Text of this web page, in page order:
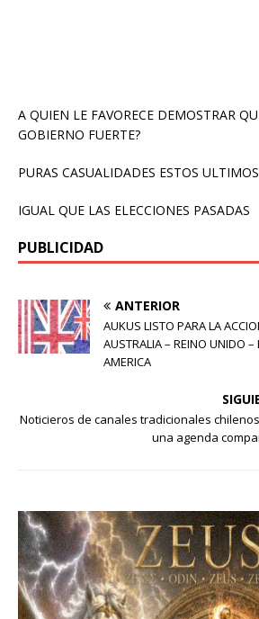
A QUIEN LE FAVORECE DEMOSTRAR
GOBIERNO FUERTE?
PURAS CASUALIDADES ESTOS
IGUAL QUE LAS ELECCIONES PASADAS
PUBLICIDAD
ANTERIOR
AUKUS LISTO PARA LA
AUSTRALIA – REINO UNIDO
AMERICA
Noticieros de canales tradicionales
una agenda